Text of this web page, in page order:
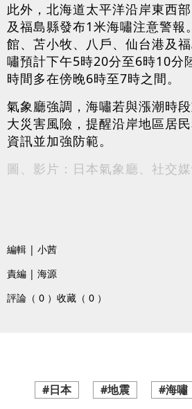
此外，北海道太平洋沿岸東西
及福島縣發布1米海嘯注意警報
館、苫小牧、八戶、仙台港及
嘯預計下午5時20分至6時10分
時間多在傍晚6時至7時之間。
氣象廳強調，海嘯若與漲潮時
大災害風險，提醒沿岸地區居
資訊並加強防範。
圖、影片：日本氣象廳、社交
編輯 | 小茜
責編 | 海源
評論（ 0 ） 收藏（ 0 ）
#日本 #地震
#海嘯